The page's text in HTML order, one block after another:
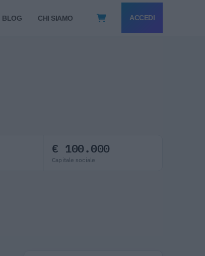
BLOG CHI SIAMO ACCEDI
€ 100.000
Capitale sociale